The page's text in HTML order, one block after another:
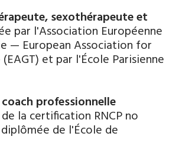
sexothérapeute et
par l'Association Européenne
— European Association for
et par l'École Parisienne
professionnelle
la certification RNCP no
de l'École de